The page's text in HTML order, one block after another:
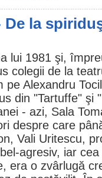
la
lui 1981 şi,
colegii de la
pe Alexandru
din "Tartuffe" şi
- azi, Sala
despre care
Vali Uritescu,
agresiv, iar
era o zvârlugă